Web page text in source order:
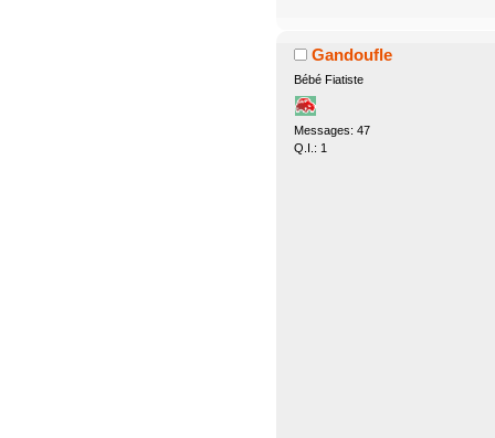
Gandoufle
Bébé Fiatiste
Messages: 47
Q.I.: 1